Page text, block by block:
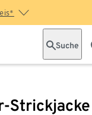
Suche